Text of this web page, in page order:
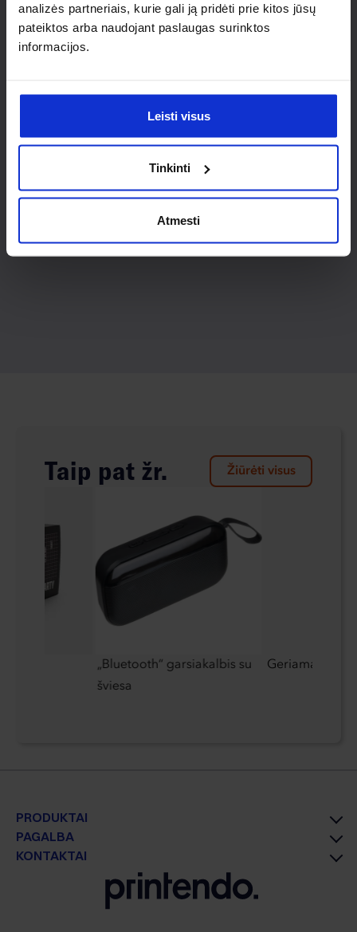
analizės partneriais, kurie gali ją pridėti prie kitos jūsų
pateiktos arba naudojant paslaugas surinktos
informacijos.
Leisti visus
Tinkinti
Atmesti
Susisiekti
Taip pat žr. Žiūrėti visus
„Bluetooth“ garsiakalbis su
šviesa
Geriamasis
PRODUKTAI
PAGALBA
KONTAKTAI